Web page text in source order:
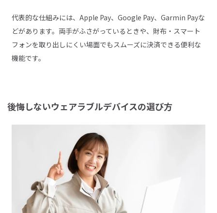
代表的な仕組みには、Apple Pay、Google Pay、Garmin Payな
どがあります。両手がふさがっているときや、財布・スマート
フォンを取り出しにくい場面でもスムーズに決済できる便利な
機能です。
後悔しないウェアラブルデバイスの選び方